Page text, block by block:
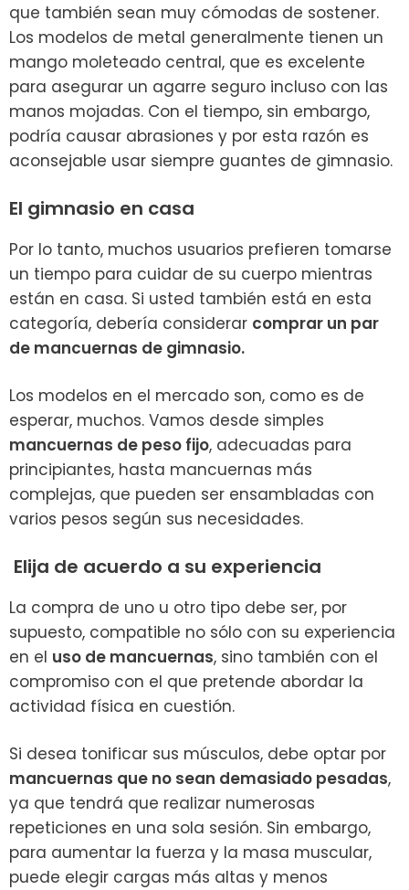
que también sean muy cómodas de sostener.
Los modelos de metal generalmente tienen un
mango moleteado central, que es excelente
para asegurar un agarre seguro incluso con las
manos mojadas. Con el tiempo, sin embargo,
podría causar abrasiones y por esta razón es
aconsejable usar siempre guantes de gimnasio.
El gimnasio en casa
Por lo tanto, muchos usuarios prefieren tomarse
un tiempo para cuidar de su cuerpo mientras
están en casa. Si usted también está en esta
categoría, debería considerar comprar un par
de mancuernas de gimnasio.
Los modelos en el mercado son, como es de
esperar, muchos. Vamos desde simples
mancuernas de peso fijo, adecuadas para
principiantes, hasta mancuernas más
complejas, que pueden ser ensambladas con
varios pesos según sus necesidades.
Elija de acuerdo a su experiencia
La compra de uno u otro tipo debe ser, por
supuesto, compatible no sólo con su experiencia
en el uso de mancuernas, sino también con el
compromiso con el que pretende abordar la
actividad física en cuestión.
Si desea tonificar sus músculos, debe optar por
mancuernas que no sean demasiado pesadas,
ya que tendrá que realizar numerosas
repeticiones en una sola sesión. Sin embargo,
para aumentar la fuerza y la masa muscular,
puede elegir cargas más altas y menos